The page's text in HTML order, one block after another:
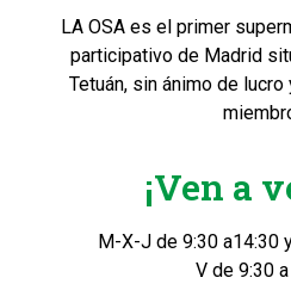
LA OSA es el primer
participativo de Madrid
Tetuán, sin ánimo de
¡Ven a
M-X-J de 9:30 a14:30
V de 9:30